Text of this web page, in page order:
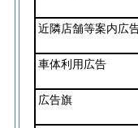
近隣店舗等案内広
車体利用広告
広告旗